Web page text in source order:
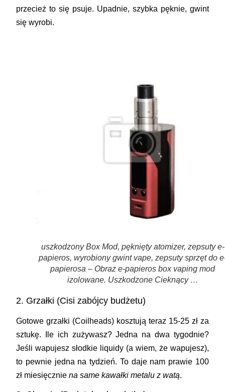
przecież to się psuje. Upadnie, szybka pęknie, gwint
się wyrobi.
uszkodzony Box Mod, pęknięty atomizer, zepsuty e-
papieros, wyrobiony gwint vape, zepsuty sprzęt do
papierosa – Obraz e-papieros box vaping mod
izolowane. Uszkodzone Cieknący …
2. Grzałki (Cisi zabójcy budżetu)
Gotowe grzałki (Coilheads) kosztują teraz 15-25 zł za
sztukę. Ile ich zużywasz? Jedna na dwa tygodnie?
Jeśli wapujesz słodkie liquidy (a wiem, że wapujesz),
to pewnie jedna na tydzień. To daje nam prawie 100
zł miesięczniena same kawałki metalu z watą.